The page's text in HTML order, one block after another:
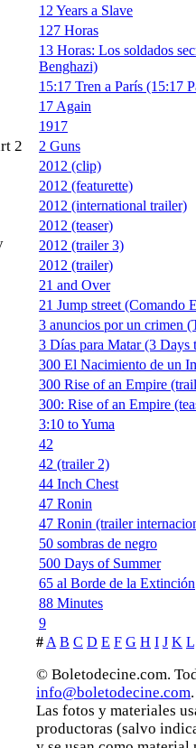
2
12 Years a Slave
127 Horas
13 Horas: Los soldados
Benghazi)
15:17 Tren a París (15:17
17 Again
1917
2 Guns
2012 (clip)
2012 (featurette)
2012 (international trailer)
2012 (teaser)
2012 (trailer 3)
2012 (trailer)
21 and Over
21 Jump street (Comando
3 anuncios por un crimen
3 Días para Matar (3
300 El Nacimiento de un
300 Rise of an Empire
300: Rise of an Empire
3:10 to Yuma
42
42 (trailer 2)
44 Inch Chest
47 Ronin
47 Ronin (trailer
50 sombras de negro
500 Days of Summer
65 al Borde de la Extinción
88 Minutes
9
# A B C D E F G H I J K L
© Boletodecine.com.
info@boletodecine.com.
Las fotos y materiales
productoras (salvo